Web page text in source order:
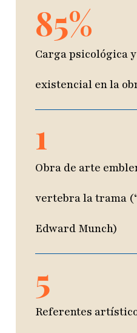
Carga psicológica
existencial en la
85%
Obra de arte
vertebra la trama
Edward Munch)
1
Referentes
5